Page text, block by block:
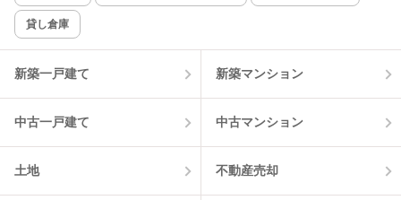
該当件数:
物件一覧に反映
貸し倉庫
新築一戸建て 新築マンション
中古一戸建て 中古マンション
土地 不動産売却